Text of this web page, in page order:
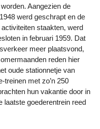
Aangezien de
werd geschrapt en de
staakten, werd
in februari 1959. Dat
meer plaatsvond,
reden hier
oude stationnetje van
treinen met zo’n 250
hun vakantie door in
laatste goederentrein reed